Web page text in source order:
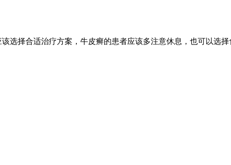
选择合适治疗方案，牛皮癣的患者应该多注意休息，也可以选